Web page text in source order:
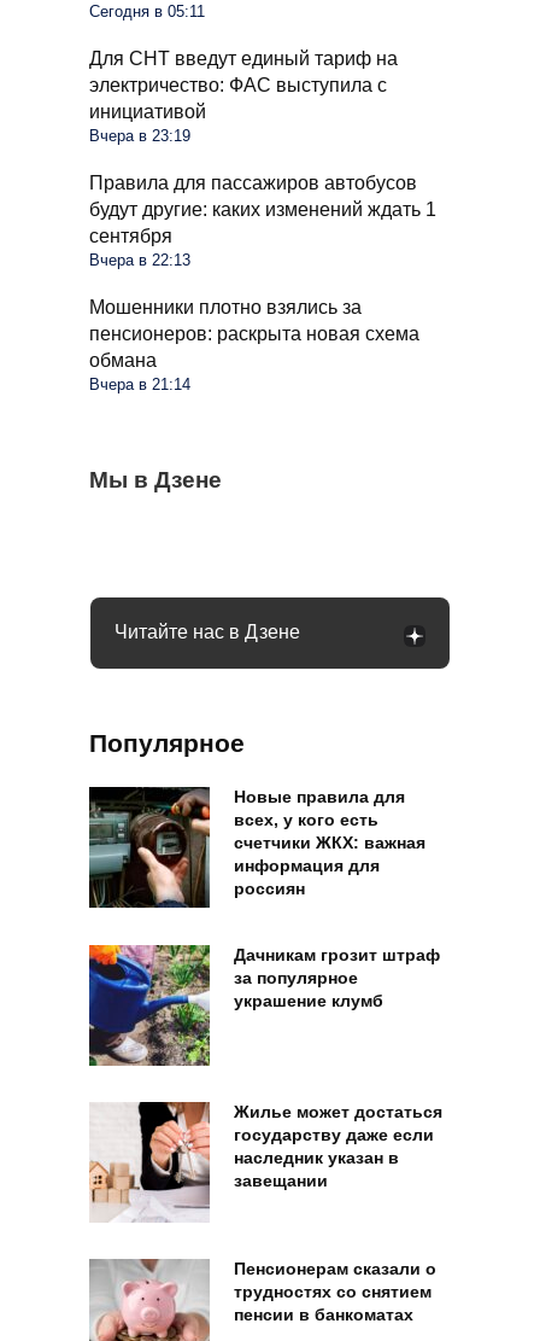
Сегодня в 05:11
Для СНТ введут единый тариф на
электричество: ФАС выступила с
инициативой
Вчера в 23:19
Правила для пассажиров автобусов
будут другие: каких изменений ждать 1
сентября
Вчера в 22:13
Мошенники плотно взялись за
пенсионеров: раскрыта новая схема
обмана
Вчера в 21:14
Мы в Дзене
Через сколько дней после дождя идти в
лес за грибами: что говорят опытные
Гаишник попросил «дунуть» в трубочку:
Плацкарты в РЖД теперь другие: что
Читайте нас в Дзене
Популярное
Новые правила для
всех, у кого есть
счетчики ЖКХ: важная
информация для
россиян
Дачникам грозит штраф
за популярное
украшение клумб
Жилье может достаться
государству даже если
наследник указан в
завещании
Пенсионерам сказали о
трудностях со снятием
пенсии в банкоматах